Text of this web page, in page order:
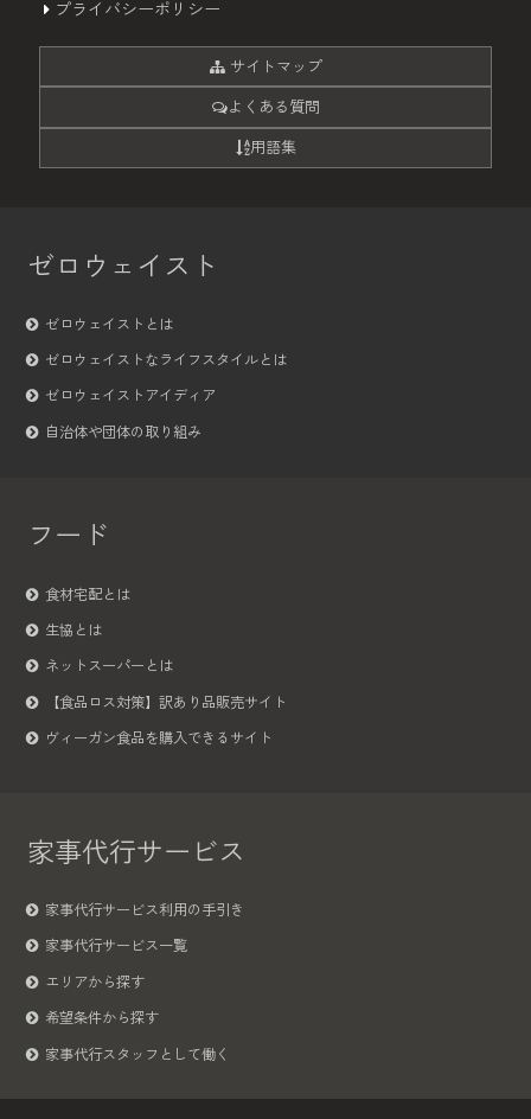
プライバシーポリシー
サイトマップ
よくある質問
用語集
ゼロウェイスト
ゼロウェイストとは
ゼロウェイストなライフスタイルとは
ゼロウェイストアイディア
自治体や団体の取り組み
フード
食材宅配とは
生協とは
ネットスーパーとは
【食品ロス対策】訳あり品販売サイト
ヴィーガン食品を購入できるサイト
家事代行サービス
家事代行サービス利用の手引き
家事代行サービス一覧
エリアから探す
希望条件から探す
家事代行スタッフとして働く